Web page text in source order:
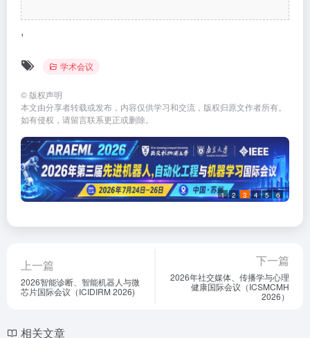
,
学术会议
© 版权声明
本文由分享者转载或发布，内容仅供学习和交流，版权归原文作者所有。
如有侵权，请留言联系更正或删除。
1 2 3 4 5 6
上一篇
2026智能诊断、智能机器人与微
芯片国际会议（ICIDIRM 2026)
下一篇
2026年社交媒体、传播学与心理
健康国际会议（ICSMCMH
2026）
相关文章